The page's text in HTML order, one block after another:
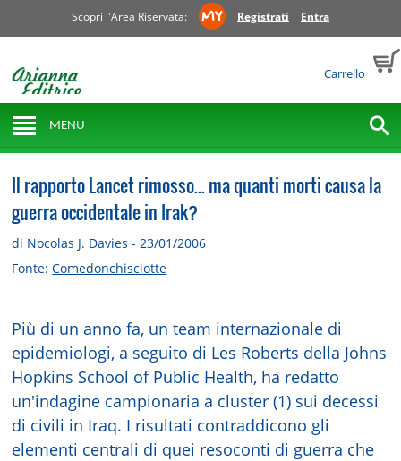
Scopri l'Area Riservata: Registrati Entra
Carrello
MENU
Il rapporto Lancet rimosso... ma quanti morti causa la
guerra occidentale in Irak?
di Nocolas J. Davies - 23/01/2006
Fonte:Comedonchisciotte
Più di un anno fa, un team internazionale di
epidemiologi, a seguito di Les Roberts della Johns
Hopkins School of Public Health, ha redatto
un'indagine campionaria a cluster (1) sui decessi
di civili in Iraq. I risultati contraddicono gli
elementi centrali di quei resoconti di guerra che